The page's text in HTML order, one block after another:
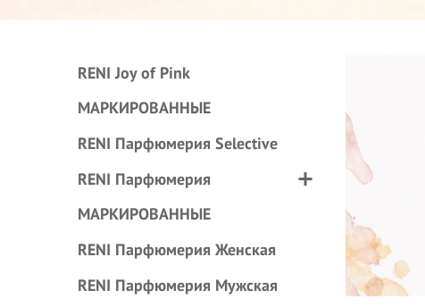
RENI Joy of Pink
МАРКИРОВАННЫЕ
RENI Парфюмерия Selective
RENI Парфюмерия
МАРКИРОВАННЫЕ
RENI Парфюмерия Женская
RENI Парфюмерия Мужская